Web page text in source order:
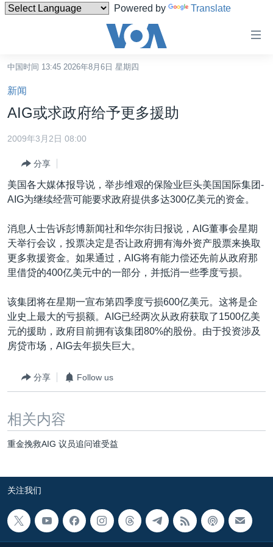
Powered by Translate
碍
链
跳
转
容
到
导
航
跳
到
港澳
国际
印太
中东
欧洲
非洲
美洲
全球议题
经济·金融·贸易
人权·法律·宗教
科教·文娱·体健
军事
劳工
环境
美中关系
热点专题
白宫要闻
国会报道
美中关系
美国建国250周年
台海两岸关系
关注西藏
关注新疆
GEN Z 看美国
VOA视频
VOA今日焦点
中文广播
关注我们
其他语言网站
中国时间 13:45 2026年8月6日 星期四
新闻
AIG或求政府给予更多援助
2009年3月2日 08:00
分享
美国各大媒体报导说，举步维艰的保险业巨头美国国际集团-
AIG为继续经营可能要求政府提供多达300亿美元的资金。
消息人士告诉彭博新闻社和华尔街日报说，AIG董事会星期
天举行会议，投票决定是否让政府拥有海外资产股票来换取
更多救援资金。如果通过，AIG将有能力偿还先前从政府那
里借贷的400亿美元中的一部分，并抵消一些季度亏损。
该集团将在星期一宣布第四季度亏损600亿美元。这将是企
业史上最大的亏损额。AIG已经两次从政府获取了1500亿美
元的援助，政府目前拥有该集团80%的股份。由于投资涉及
房贷市场，AIG去年损失巨大。
分享 Follow us
相关内容
重金挽救AIG 议员追问谁受益
关注我们